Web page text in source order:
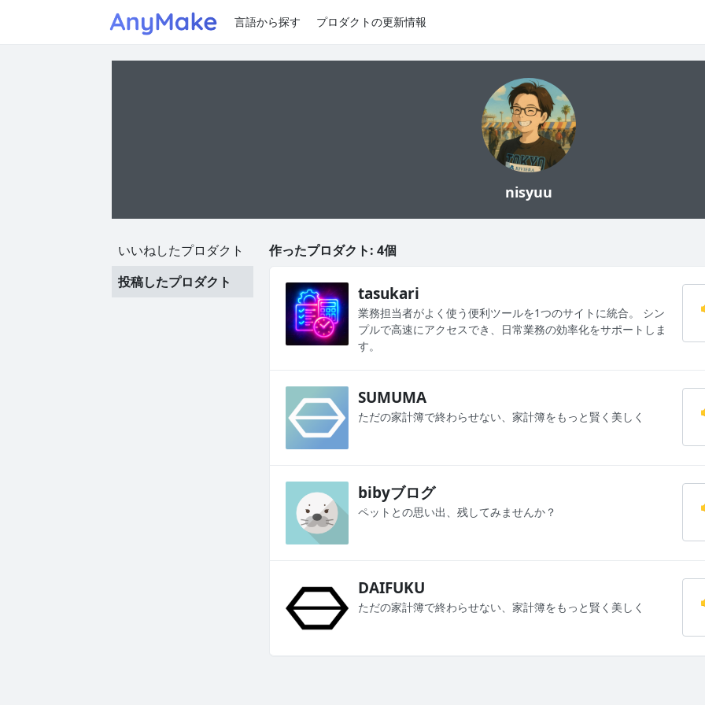
言語から探す プロダクトの更新情報
nisyuu
いいねしたプロダクト
投稿したプロダクト
作ったプロダクト: 4個
tasukari
業務担当者がよく使う便利ツールを1つのサイトに統合。 シン
プルで高速にアクセスでき、日常業務の効率化をサポートしま
す。
SUMUMA
ただの家計簿で終わらせない、家計簿をもっと賢く美しく
bibyブログ
ペットとの思い出、残してみませんか？
DAIFUKU
ただの家計簿で終わらせない、家計簿をもっと賢く美しく